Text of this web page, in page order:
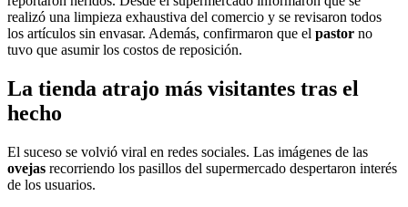
realizó una limpieza exhaustiva del comercio y se revisaron todos
los artículos sin envasar. Además, confirmaron que el pastor no
tuvo que asumir los costos de reposición.
La tienda atrajo más visitantes tras el
hecho
El suceso se volvió viral en redes sociales. Las imágenes de las
ovejas recorriendo los pasillos del supermercado despertaron interés
de los usuarios.